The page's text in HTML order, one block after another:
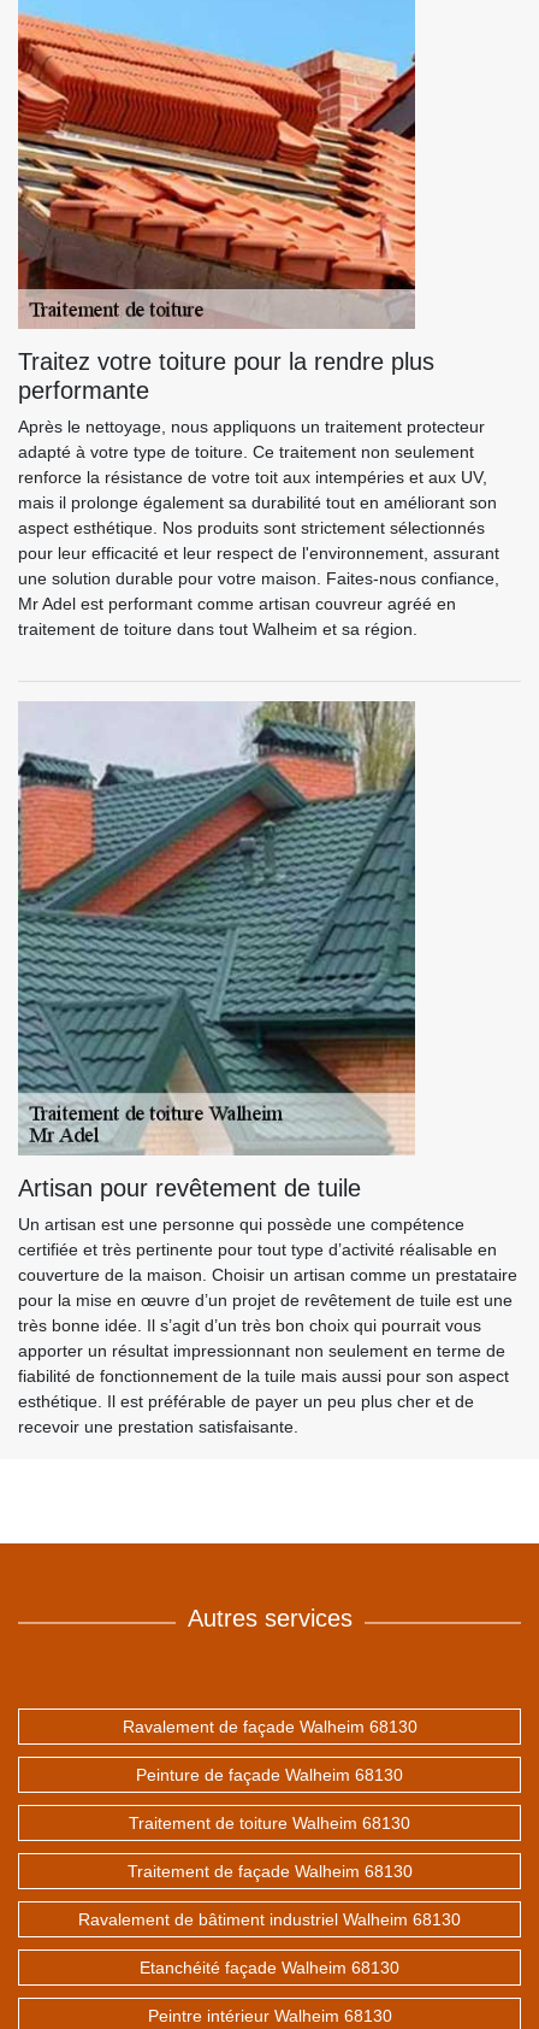
Traitez votre toiture pour la rendre plus
performante
Après le nettoyage, nous appliquons un traitement protecteur
adapté à votre type de toiture. Ce traitement non seulement
renforce la résistance de votre toit aux intempéries et aux UV,
mais il prolonge également sa durabilité tout en améliorant son
aspect esthétique. Nos produits sont strictement sélectionnés
pour leur efficacité et leur respect de l'environnement, assurant
une solution durable pour votre maison. Faites-nous confiance,
Mr Adel est performant comme artisan couvreur agréé en
traitement de toiture dans tout Walheim et sa région.
Artisan pour revêtement de tuile
Un artisan est une personne qui possède une compétence
certifiée et très pertinente pour tout type d’activité réalisable en
couverture de la maison. Choisir un artisan comme un prestataire
pour la mise en œuvre d’un projet de revêtement de tuile est une
très bonne idée. Il s’agit d’un très bon choix qui pourrait vous
apporter un résultat impressionnant non seulement en terme de
fiabilité de fonctionnement de la tuile mais aussi pour son aspect
esthétique. Il est préférable de payer un peu plus cher et de
recevoir une prestation satisfaisante.
Autres services
Ravalement de façade Walheim 68130
Peinture de façade Walheim 68130
Traitement de toiture Walheim 68130
Traitement de façade Walheim 68130
Ravalement de bâtiment industriel Walheim 68130
Etanchéité façade Walheim 68130
Peintre intérieur Walheim 68130